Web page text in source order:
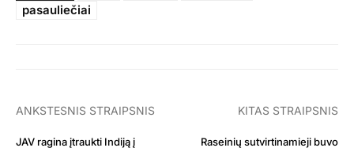
pasauliečiai
ANKSTESNIS STRAIPSNIS
JAV ragina įtraukti Indiją į
KITAS STRAIPSNIS
Raseinių sutvirtinamieji buvo